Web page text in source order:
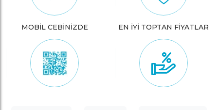
MOBİL CEBİNİZDE EN İYİ TOPTAN FİYATLAR